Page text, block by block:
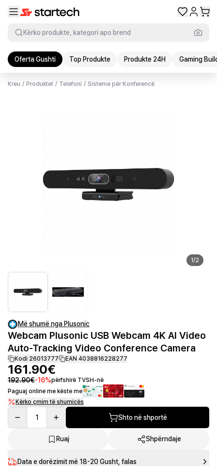
Kërko produkte, kategori apo brend
Oferta Gushti Top Produkte Produkte 24H Gaming
Kreu / Produktet / Telefoni / Sisteme për Konferencë
1/2
Më shumë nga Plusonic
Webcam Plusonic USB Webcam 4K AI Video
Auto-Tracking Video Conference Camera
Kodi 26013777 EAN 4038816228277
161.90€
192.90€-16%përfshirë TVSH-në
Paguaj online me këste me
Kërko çmim të shumicës
1 Shto në shportë
Ruaj Shpërndaje
Data e dorëzimit më 18-20 Gusht , falas